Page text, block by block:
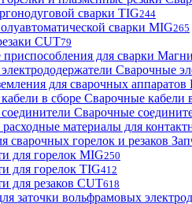
сварки TIG244
сварки MIG265
CUT79
Сварочные
Сварочные кабели
Сварочные
материалы для
для горелок MIG250
для горелок TIG412
для резаков CUT618